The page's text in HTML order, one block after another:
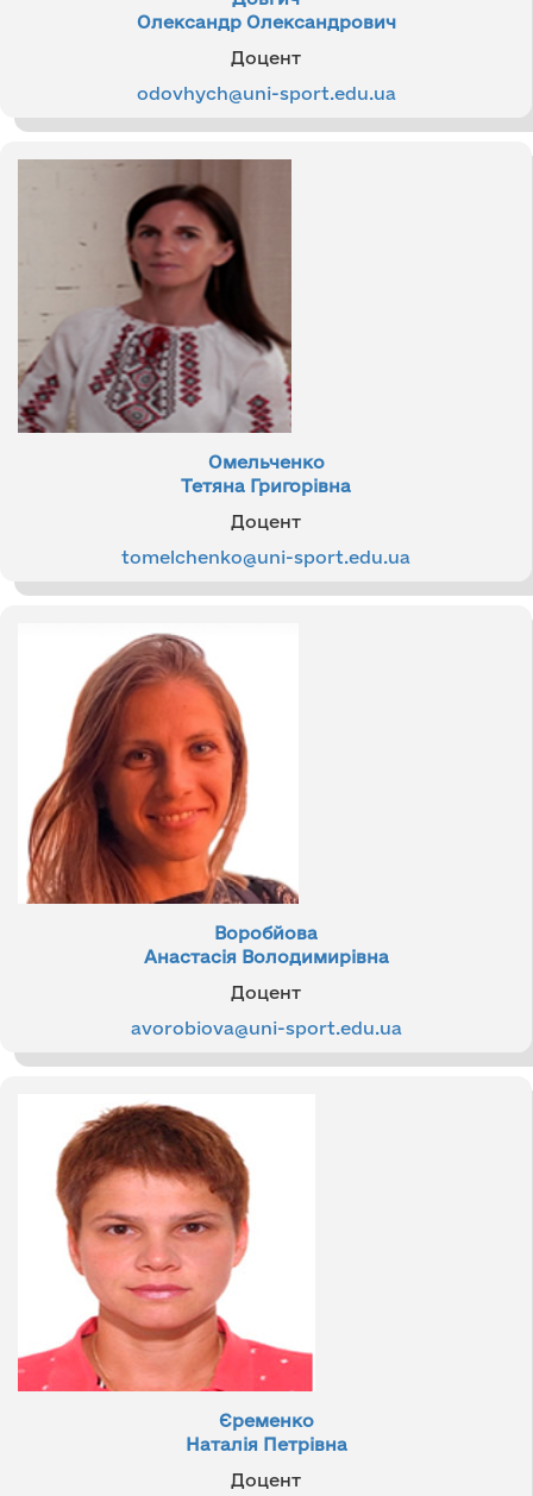
Олександр Олександрович
Доцент
odovhych@uni-sport.edu.ua
Омельченко
Тетяна Григорівна
Доцент
tomelchenko@uni-sport.edu.ua
Воробйова
Анастасія Володимирівна
Доцент
avorobiova@uni-sport.edu.ua
Єременко
Наталія Петрівна
Доцент